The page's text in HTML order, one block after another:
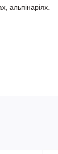
альпінаріях.